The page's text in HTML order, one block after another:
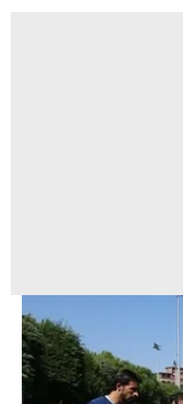
almak için lütfen